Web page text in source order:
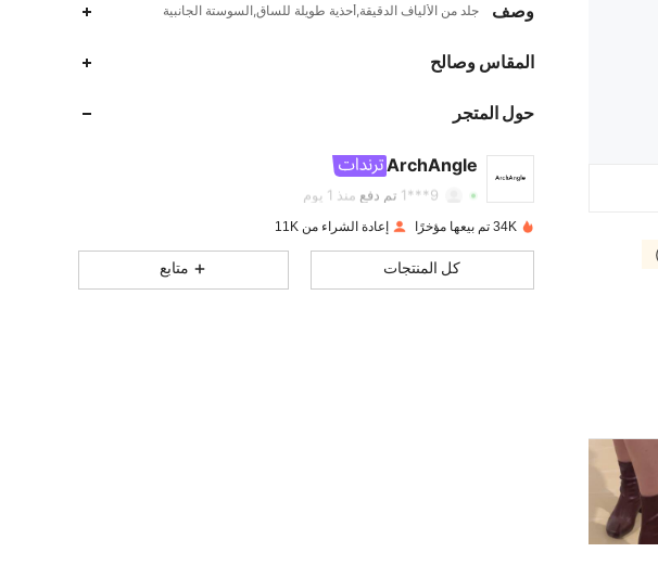
وصف جلد من الألياف الدقيقة,أحذية طويلة للساق,السوستة الجانبية
المقاس وصالح
حول المتجر
ArchAngle
4.93
4.93
99
9***1 تم دفع منذ 1 يوم
34K تم بيعها مؤخرًا إعادة الشراء من 11K
كل المنتجات متابع